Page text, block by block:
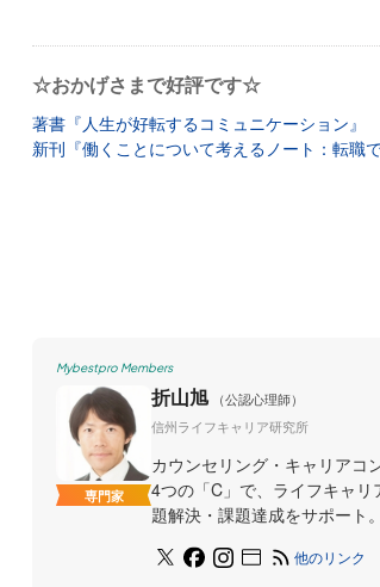
☆おかげさまで好評です☆
著書『人生が好転するコミュニケーション』
新刊『働くことについて考えるノート：転職
Mybestpro Members
専門家
折山旭
（公認心理師）
信州ライフキャリア研究所
カウンセリング・キャリアコ
4つの「C」で、ライフキャ
題解決・課題達成をサポート。
他のリンク